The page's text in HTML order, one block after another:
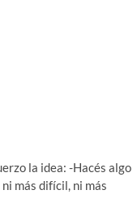
la idea: -Hacés algo
más difícil, ni más